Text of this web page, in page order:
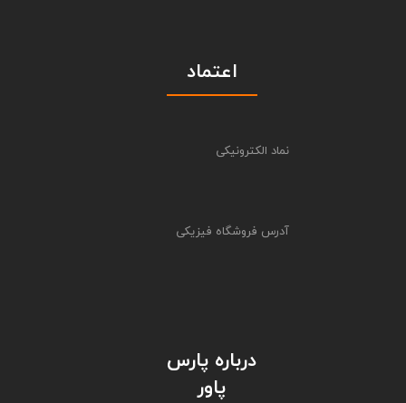
اعتماد
نماد الکترونیکی
آدرس فروشگاه فیزیکی
درباره پارس
پاور